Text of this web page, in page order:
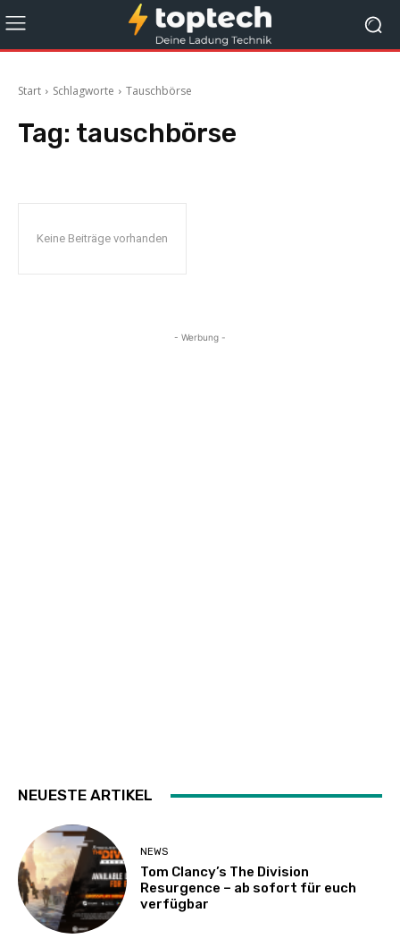
Start Schlagworte Tauschbörse
Tag: tauschbörse
Keine Beiträge vorhanden
- Werbung -
NEUESTE ARTIKEL
NEWS
Tom Clancy’s The Division
Resurgence – ab sofort für euch
verfügbar